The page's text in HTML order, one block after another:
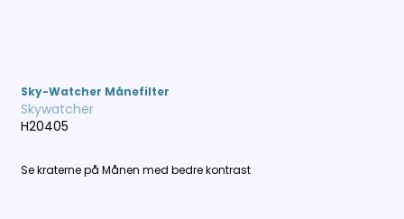
Sky-Watcher Månefilter
Skywatcher
H20405
Se kraterne på Månen med bedre kontrast